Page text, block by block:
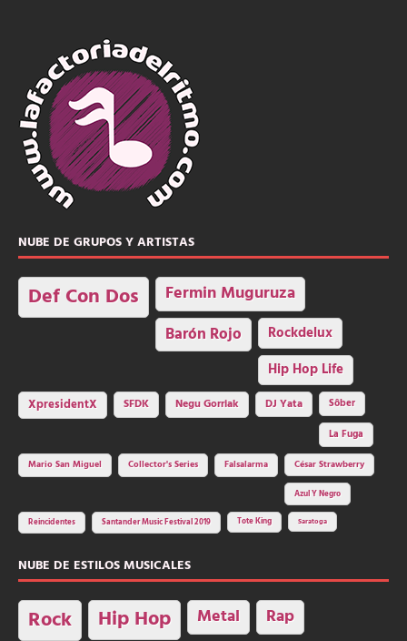
NUBE DE GRUPOS Y ARTISTAS
Def Con Dos Fermin Muguruza
Barón Rojo Rockdelux
Hip Hop Life
XpresidentX SFDK Negu Gorriak DJ Yata
Sôber
La Fuga
Mario San Miguel
Collector's Series Falsalarma César Strawberry
Azul Y Negro
Reincidentes Santander Music Festival 2019 Tote King Saratoga
NUBE DE ESTILOS MUSICALES
Rock Hip Hop Metal Rap